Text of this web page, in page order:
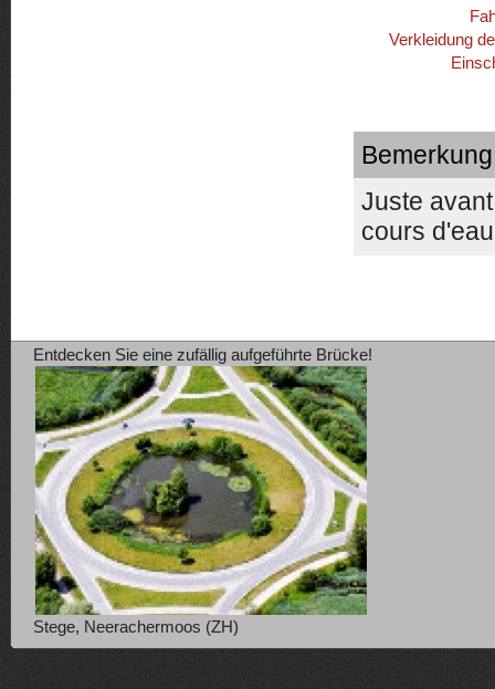
Verkleidung
Juste
cours
Entdecken Sie eine zufällig aufgeführte Brücke!
Stege, Neerachermoos (ZH)